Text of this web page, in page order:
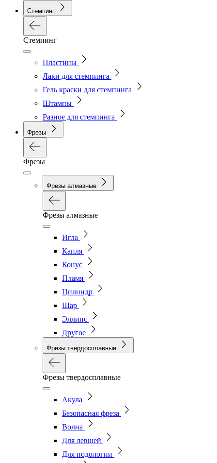
Стемпинг
Стемпинг
Пластины
Лаки для стемпинга
Гель краски для стемпинга
Штампы
Разное для стемпинга
Фрезы
Фрезы
Фрезы алмазные
Фрезы алмазные
Игла
Капля
Конус
Пламя
Цилиндр
Шар
Эллипс
Другое
Фрезы твердосплавные
Фрезы твердосплавные
Акула
Безопасная фреза
Волна
Для левшей
Для подологии